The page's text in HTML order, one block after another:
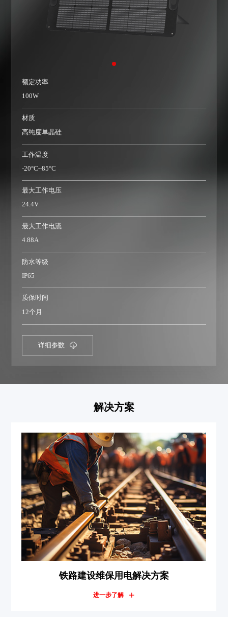
额定功率
100W
材质
高纯度单晶硅
工作温度
-20°C~85°C
最大工作电压
24.4V
最大工作电流
4.88A
防水等级
IP65
质保时间
12个月
详细参数
解决方案
铁路建设维保用电解决方案